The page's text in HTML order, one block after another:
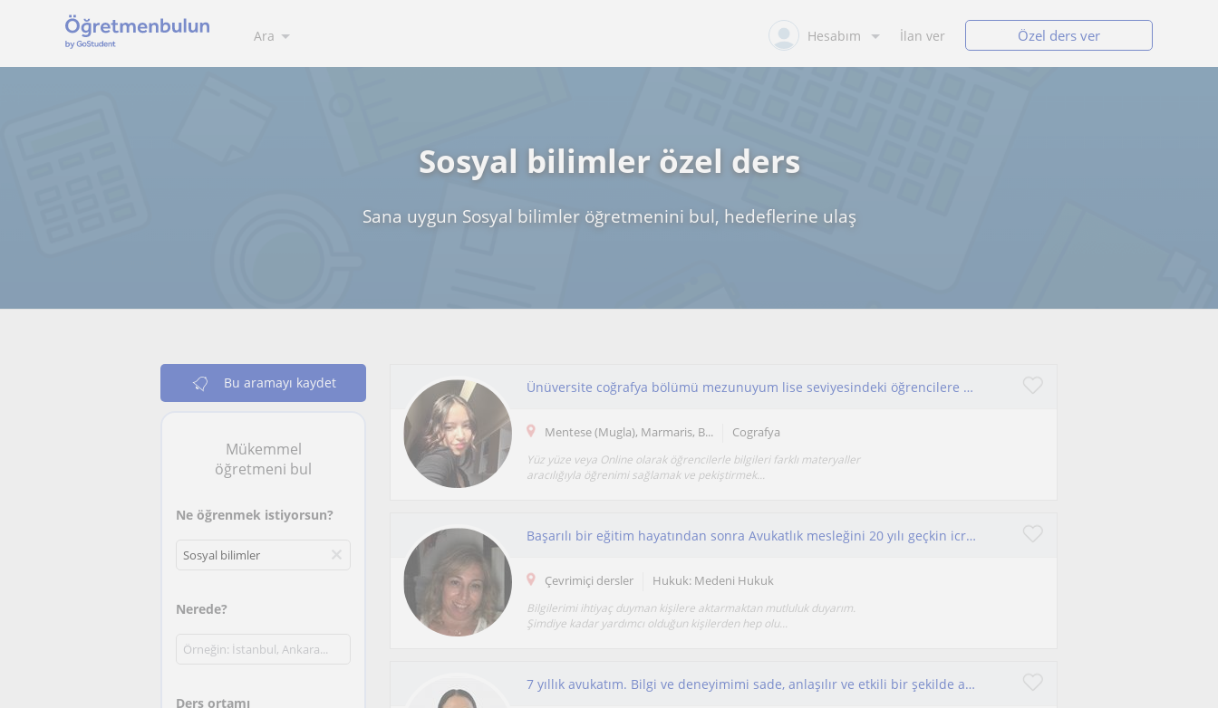
Ara Hesabım İlan ver Özel ders ver
Sosyal bilimler özel ders
Sana uygun Sosyal bilimler öğretmenini bul, hedeflerine ulaş
Bu aramayı kaydet
Mükemmel
öğretmeni bul
Ne öğrenmek istiyorsun?
Nerede?
Ders ortamı
Ünüversite coğrafya bölümü mezunuyum lise seviyesindeki öğrencilere ders verebilirim okulumda staj da yaptım
Mentese (Mugla), Marmaris, B... Cografya
Yüz yüze veya Online olarak öğrencilerle bilgileri farklı materyaller
aracılığıyla öğrenimi sağlamak ve pekiştirmek...
Başarılı bir eğitim hayatından sonra Avukatlık mesleğini 20 yılı geçkin icra ettim.Hukuk alanından edindiğim bilgi ve tecrübeleri
Çevrimiçi dersler Hukuk: Medeni Hukuk
Bilgilerimi ihtiyaç duyman kişilere aktarmaktan mutluluk duyarım.
Şimdiye kadar yardımcı olduğun kişilerden hep olu...
7 yıllık avukatım. Bilgi ve deneyimimi sade, anlaşılır ve etkili bir şekilde aktarmayı önemsiyorum.